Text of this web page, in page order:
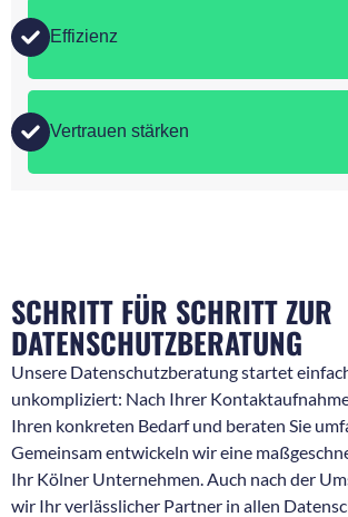
Effizienz
Vertrauen stärken
SCHRITT FÜR SCHRITT ZUR
DATENSCHUTZBERATUNG
Unsere Datenschutzberatung startet
unkompliziert: Nach Ihrer
Ihren konkreten Bedarf und beraten Sie
Gemeinsam entwickeln wir eine
Ihr Kölner Unternehmen. Auch nach der
wir Ihr verlässlicher Partner in allen